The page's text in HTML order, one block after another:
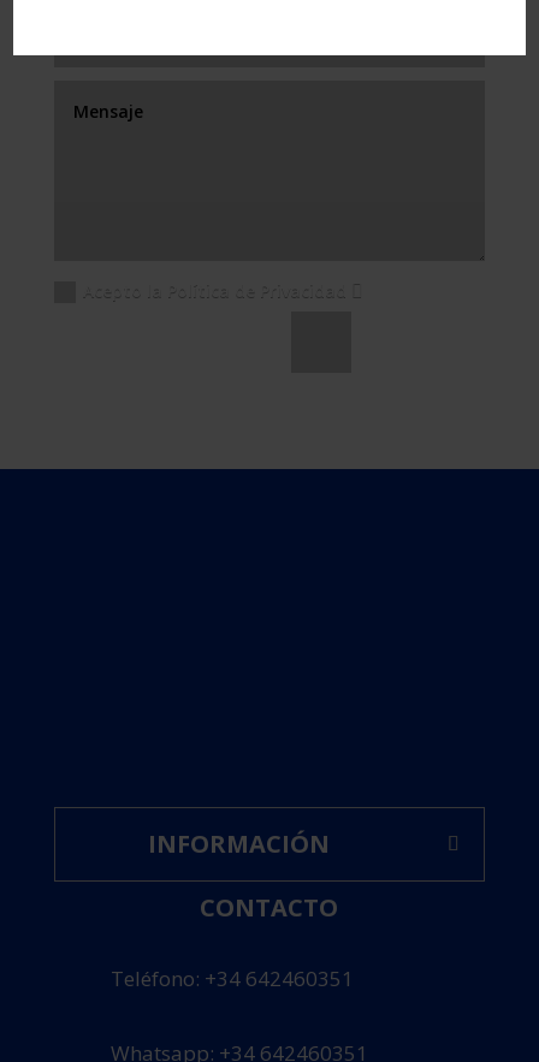
Acepto la Política de Privacidad
INFORMACIÓN
CONTACTO
Teléfono: +34 642460351
Whatsapp: +34 642460351